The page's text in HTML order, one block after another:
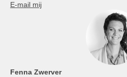
E-mail mij
Fenna Zwerver